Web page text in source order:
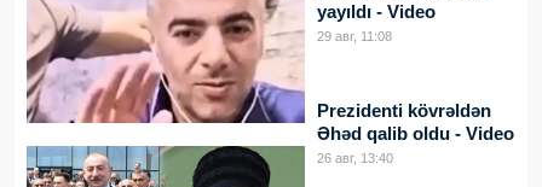
yayıldı - Video
29 авг, 11:08
Prezidenti kövrəldən
Əhəd qalib oldu - Video
26 авг, 13:40